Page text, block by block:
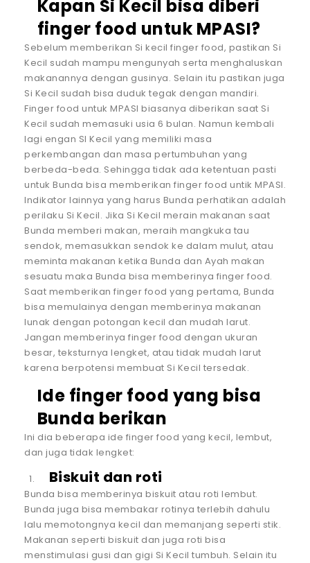
Kapan Si Kecil bisa diberi
finger food untuk MPASI?
Sebelum memberikan Si kecil finger food, pastikan Si
Kecil sudah mampu mengunyah serta menghaluskan
makanannya dengan gusinya. Selain itu pastikan juga
Si Kecil sudah bisa duduk tegak dengan mandiri.
Finger food untuk MPASI biasanya diberikan saat Si
Kecil sudah memasuki usia 6 bulan. Namun kembali
lagi engan SI Kecil yang memiliki masa
perkembangan dan masa pertumbuhan yang
berbeda-beda. Sehingga tidak ada ketentuan pasti
untuk Bunda bisa memberikan finger food untik MPASI.
Indikator lainnya yang harus Bunda perhatikan adalah
perilaku Si Kecil. Jika Si Kecil merain makanan saat
Bunda memberi makan, meraih mangkuka tau
sendok, memasukkan sendok ke dalam mulut, atau
meminta makanan ketika Bunda dan Ayah makan
sesuatu maka Bunda bisa memberinya finger food.
Saat memberikan finger food yang pertama, Bunda
bisa memulainya dengan memberinya makanan
lunak dengan potongan kecil dan mudah larut.
Jangan memberinya finger food dengan ukuran
besar, teksturnya lengket, atau tidak mudah larut
karena berpotensi membuat Si Kecil tersedak.
Ide finger food yang bisa
Bunda berikan
Ini dia beberapa ide finger food yang kecil, lembut,
dan juga tidak lengket:
Biskuit dan roti
Bunda bisa memberinya biskuit atau roti lembut.
Bunda juga bisa membakar rotinya terlebih dahulu
lalu memotongnya kecil dan memanjang seperti stik.
Makanan seperti biskuit dan juga roti bisa
menstimulasi gusi dan gigi Si Kecil tumbuh. Selain itu